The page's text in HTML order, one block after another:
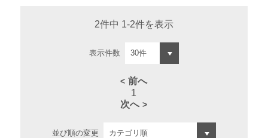
2件中 1-2件を表示
表示件数
前へ
1
次へ
並び順の変更